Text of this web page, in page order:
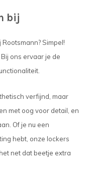
bij
Simpel!
ons ervaar je de
verfijnd, maar
met oog voor detail, en
Of je nu een
hebt, onze lockers
net dat beetje extra